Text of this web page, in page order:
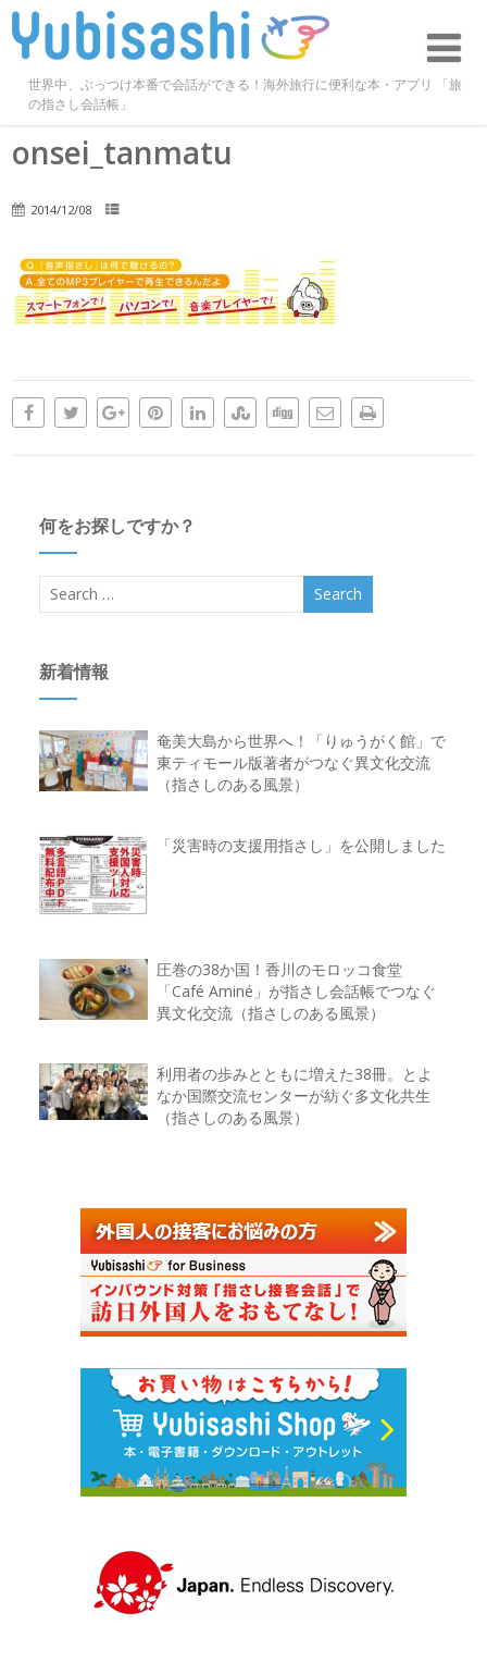
世界中、ぶっつけ本番で会話ができる！海外旅行に便利な本・アプリ 「旅
の指さし会話帳」
onsei_tanmatu
2014/12/08
何をお探しですか？
新着情報
奄美大島から世界へ！「りゅうがく館」で
東ティモール版著者がつなぐ異文化交流
（指さしのある風景）
「災害時の支援用指さし」を公開しました
圧巻の38か国！香川のモロッコ食堂
「Café Aminé」が指さし会話帳でつなぐ
異文化交流（指さしのある風景）
利用者の歩みとともに増えた38冊。とよ
なか国際交流センターが紡ぐ多文化共生
（指さしのある風景）